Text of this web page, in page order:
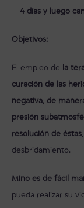
4 días y luego
Objetivos:
El empleo de la
curación de las
negativa, de
presión
resolución de éstas
desbridamiento.
Mino es de fácil
pueda realizar su